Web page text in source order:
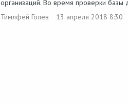
организаций. Во время проверки базы
Тимлфей Голев
13 апреля 2018 8:30